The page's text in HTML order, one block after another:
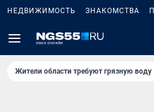
НЕДВИЖИМОСТЬ ЗНАКОМСТВА
Жители области требуют грязную воду